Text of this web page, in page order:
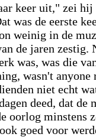
keer uit," zei
was de eerste
weinig in de
de jaren zestig.
was, was die
wasn't
niet echt
deed, dat de
oorlog minstens
goed voor